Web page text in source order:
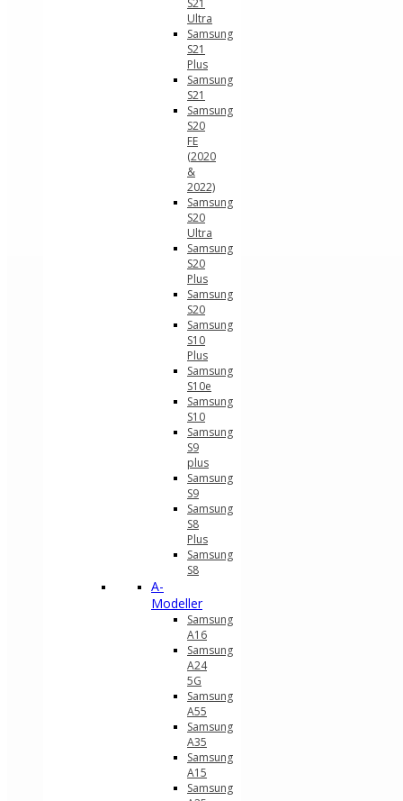
S21
Ultra
Samsung
S21
Plus
Samsung
S21
Samsung
S20
FE
(2020
&
2022)
Samsung
S20
Ultra
Samsung
S20
Plus
Samsung
S20
Samsung
S10
Plus
Samsung
S10e
Samsung
S10
Samsung
S9
plus
Samsung
S9
Samsung
S8
Plus
Samsung
S8
A-
Modeller
Samsung
A16
Samsung
A24
5G
Samsung
A55
Samsung
A35
Samsung
A15
Samsung